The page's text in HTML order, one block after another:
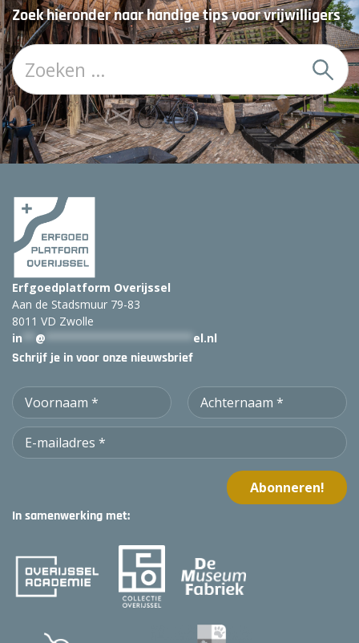
Zoek hieronder naar handige tips voor vrijwilligers
Z
o
e
k
:
Erfgoedplatform Overijssel
Aan de Stadsmuur 79-83
8011 VD Zwolle
in
@ el.nl
Schrijf je in voor onze nieuwsbrief
In samenwerking met: